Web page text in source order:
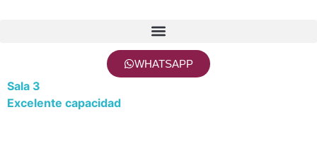
WHATSAPP
Sala 3
Excelente capacidad